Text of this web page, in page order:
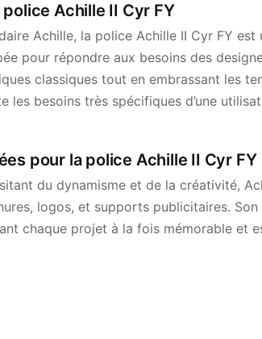
Achille II Cyr FY
Achille, la police Achille II Cyr FY
pour répondre aux besoins des
classiques tout en embrassant les
les besoins très spécifiques d’une
pour la police Achille II Cyr FY
du dynamisme et de la créativité,
logos, et supports publicitaires.
chaque projet à la fois mémorable et